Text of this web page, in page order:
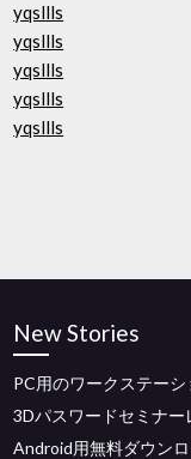
yqsllls
yqsllls
yqsllls
yqsllls
yqsllls
New Stories
PC用のワークステー
3Dパスワードセミナー
Android用無料ダウン